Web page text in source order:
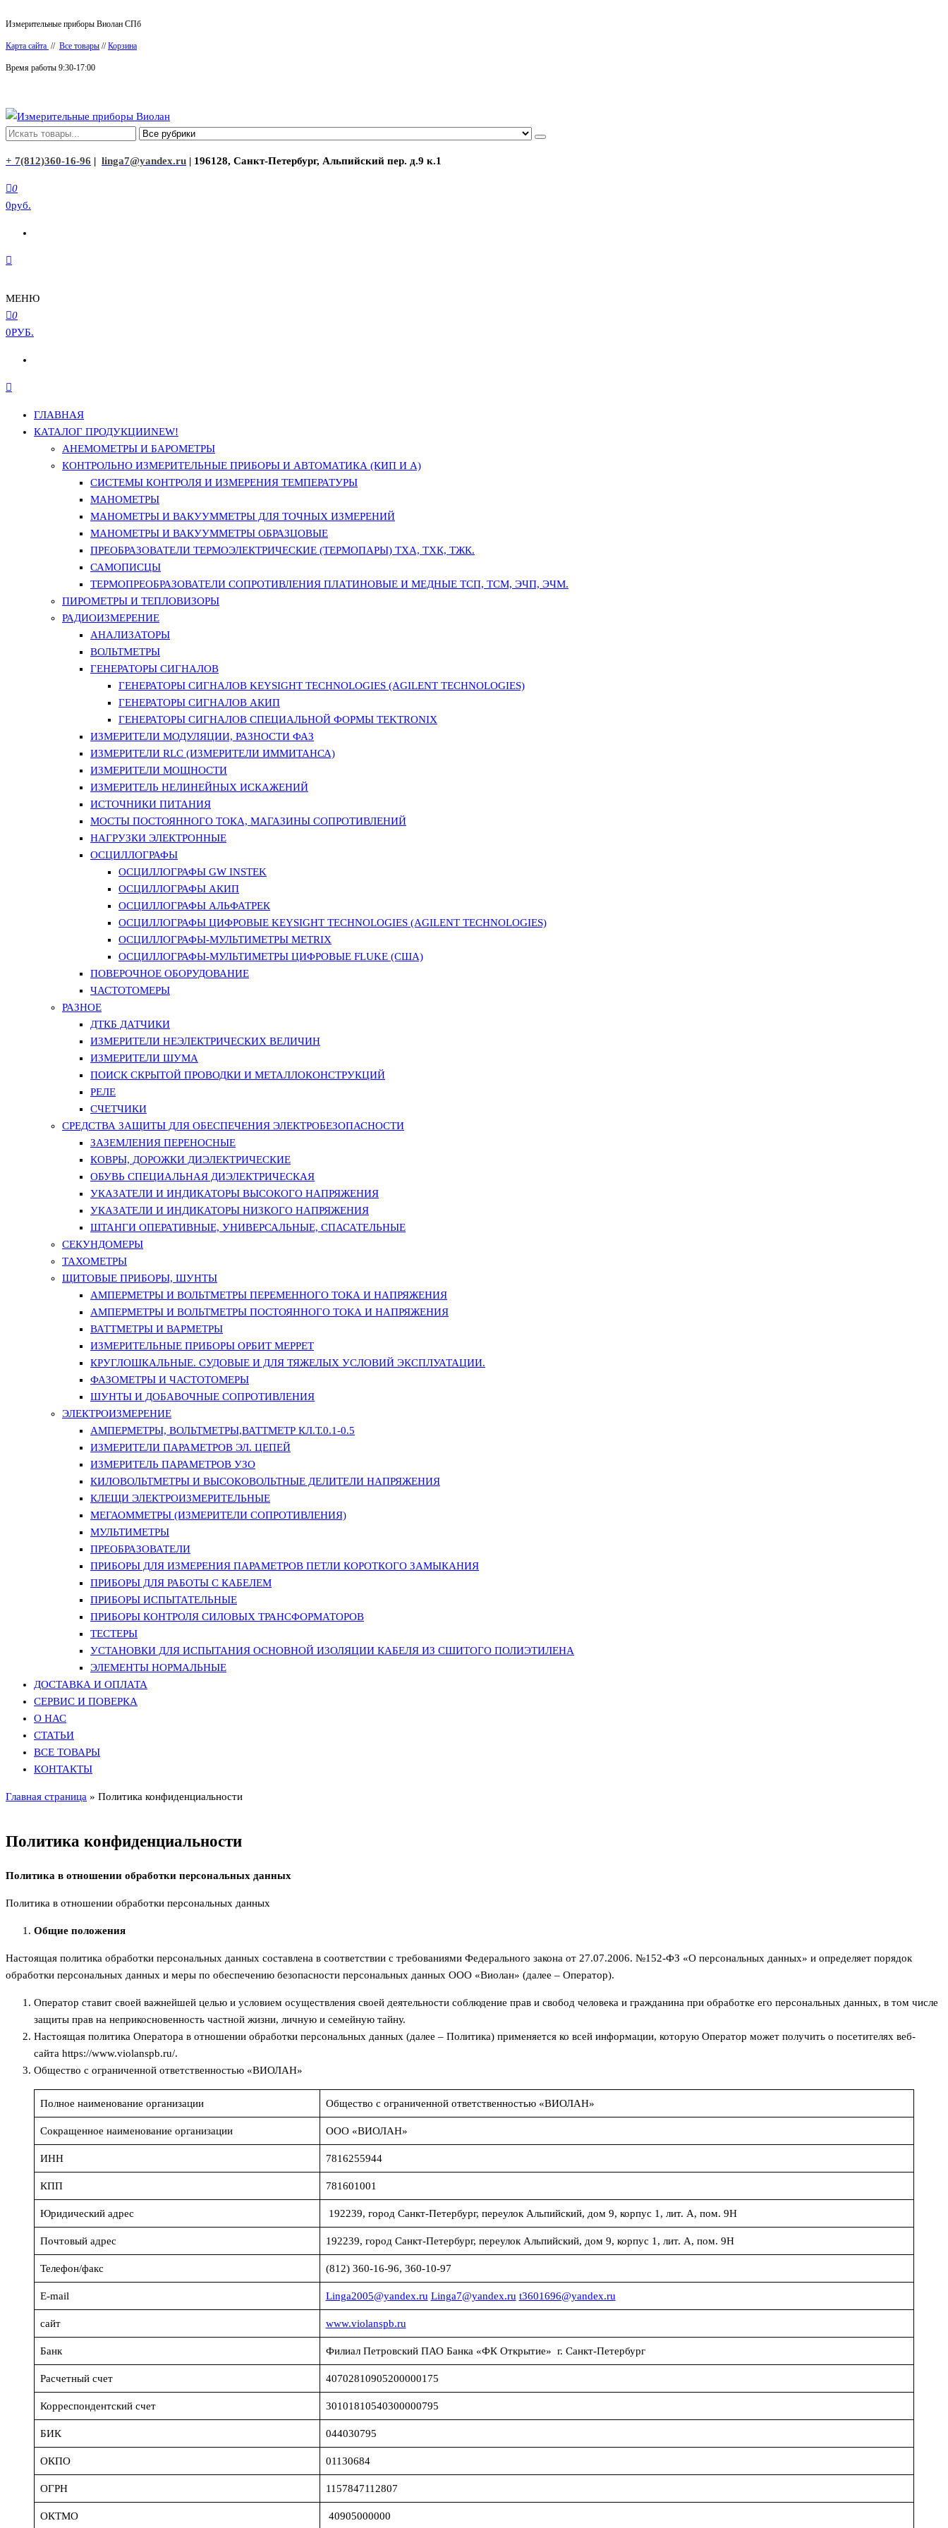
к
содержимому
Измерительные приборы Виолан СПб
Карта сайта // Все товары //Корзина
Время работы 9:30-17:00
Измерительные приборы Виолан
+ 7(812)360-16-96 | linga7@yandex.ru | 196128, Санкт-Петербург, Альпийский пер. д.9 к.1
0
0руб.
МЕНЮ
0
0РУБ.
ГЛАВНАЯ
КАТАЛОГ ПРОДУКЦИИNEW!
АНЕМОМЕТРЫ И БАРОМЕТРЫ
КОНТРОЛЬНО ИЗМЕРИТЕЛЬНЫЕ ПРИБОРЫ И АВТОМАТИКА (КИП И А)
СИСТЕМЫ КОНТРОЛЯ И ИЗМЕРЕНИЯ ТЕМПЕРАТУРЫ
МАНОМЕТРЫ
МАНОМЕТРЫ И ВАКУУММЕТРЫ ДЛЯ ТОЧНЫХ ИЗМЕРЕНИЙ
МАНОМЕТРЫ И ВАКУУММЕТРЫ ОБРАЗЦОВЫЕ
ПРЕОБРАЗОВАТЕЛИ ТЕРМОЭЛЕКТРИЧЕСКИЕ (ТЕРМОПАРЫ) ТХА, ТХК, ТЖК.
САМОПИСЦЫ
ТЕРМОПРЕОБРАЗОВАТЕЛИ СОПРОТИВЛЕНИЯ ПЛАТИНОВЫЕ И МЕДНЫЕ ТСП, ТСМ, ЭЧП, ЭЧМ.
ПИРОМЕТРЫ И ТЕПЛОВИЗОРЫ
РАДИОИЗМЕРЕНИЕ
АНАЛИЗАТОРЫ
ВОЛЬТМЕТРЫ
ГЕНЕРАТОРЫ СИГНАЛОВ
ГЕНЕРАТОРЫ СИГНАЛОВ KEYSIGHT TECHNOLOGIES (AGILENT TECHNOLOGIES)
ГЕНЕРАТОРЫ СИГНАЛОВ АКИП
ГЕНЕРАТОРЫ СИГНАЛОВ СПЕЦИАЛЬНОЙ ФОРМЫ TEKTRONIX
ИЗМЕРИТЕЛИ МОДУЛЯЦИИ, РАЗНОСТИ ФАЗ
ИЗМЕРИТЕЛИ RLC (ИЗМЕРИТЕЛИ ИММИТАНСА)
ИЗМЕРИТЕЛИ МОЩНОСТИ
ИЗМЕРИТЕЛЬ НЕЛИНЕЙНЫХ ИСКАЖЕНИЙ
ИСТОЧНИКИ ПИТАНИЯ
МОСТЫ ПОСТОЯННОГО ТОКА, МАГАЗИНЫ СОПРОТИВЛЕНИЙ
НАГРУЗКИ ЭЛЕКТРОННЫЕ
ОСЦИЛЛОГРАФЫ
ОСЦИЛЛОГРАФЫ GW INSTEK
ОСЦИЛЛОГРАФЫ АКИП
ОСЦИЛЛОГРАФЫ АЛЬФАТРЕК
ОСЦИЛЛОГРАФЫ ЦИФРОВЫЕ KEYSIGHT TECHNOLOGIES (AGILENT TECHNOLOGIES)
ОСЦИЛЛОГРАФЫ-МУЛЬТИМЕТРЫ METRIX
ОСЦИЛЛОГРАФЫ-МУЛЬТИМЕТРЫ ЦИФРОВЫЕ FLUKE (США)
ПОВЕРОЧНОЕ ОБОРУДОВАНИЕ
ЧАСТОТОМЕРЫ
РАЗНОЕ
ДТКБ ДАТЧИКИ
ИЗМЕРИТЕЛИ НЕЭЛЕКТРИЧЕСКИХ ВЕЛИЧИН
ИЗМЕРИТЕЛИ ШУМА
ПОИСК СКРЫТОЙ ПРОВОДКИ И МЕТАЛЛОКОНСТРУКЦИЙ
РЕЛЕ
СЧЕТЧИКИ
СРЕДСТВА ЗАЩИТЫ ДЛЯ ОБЕСПЕЧЕНИЯ ЭЛЕКТРОБЕЗОПАСНОСТИ
ЗАЗЕМЛЕНИЯ ПЕРЕНОСНЫЕ
КОВРЫ, ДОРОЖКИ ДИЭЛЕКТРИЧЕСКИЕ
ОБУВЬ СПЕЦИАЛЬНАЯ ДИЭЛЕКТРИЧЕСКАЯ
УКАЗАТЕЛИ И ИНДИКАТОРЫ ВЫСОКОГО НАПРЯЖЕНИЯ
УКАЗАТЕЛИ И ИНДИКАТОРЫ НИЗКОГО НАПРЯЖЕНИЯ
ШТАНГИ ОПЕРАТИВНЫЕ, УНИВЕРСАЛЬНЫЕ, СПАСАТЕЛЬНЫЕ
СЕКУНДОМЕРЫ
ТАХОМЕТРЫ
ЩИТОВЫЕ ПРИБОРЫ, ШУНТЫ
АМПЕРМЕТРЫ И ВОЛЬТМЕТРЫ ПЕРЕМЕННОГО ТОКА И НАПРЯЖЕНИЯ
АМПЕРМЕТРЫ И ВОЛЬТМЕТРЫ ПОСТОЯННОГО ТОКА И НАПРЯЖЕНИЯ
ВАТТМЕТРЫ И ВАРМЕТРЫ
ИЗМЕРИТЕЛЬНЫЕ ПРИБОРЫ ОРБИТ МЕРРЕТ
КРУГЛОШКАЛЬНЫЕ. СУДОВЫЕ И ДЛЯ ТЯЖЕЛЫХ УСЛОВИЙ ЭКСПЛУАТАЦИИ.
ФАЗОМЕТРЫ И ЧАСТОТОМЕРЫ
ШУНТЫ И ДОБАВОЧНЫЕ СОПРОТИВЛЕНИЯ
ЭЛЕКТРОИЗМЕРЕНИЕ
АМПЕРМЕТРЫ, ВОЛЬТМЕТРЫ,ВАТТМЕТР КЛ.Т.0.1-0.5
ИЗМЕРИТЕЛИ ПАРАМЕТРОВ ЭЛ. ЦЕПЕЙ
ИЗМЕРИТЕЛЬ ПАРАМЕТРОВ УЗО
КИЛОВОЛЬТМЕТРЫ И ВЫСОКОВОЛЬТНЫЕ ДЕЛИТЕЛИ НАПРЯЖЕНИЯ
КЛЕЩИ ЭЛЕКТРОИЗМЕРИТЕЛЬНЫЕ
МЕГАОММЕТРЫ (ИЗМЕРИТЕЛИ СОПРОТИВЛЕНИЯ)
МУЛЬТИМЕТРЫ
ПРЕОБРАЗОВАТЕЛИ
ПРИБОРЫ ДЛЯ ИЗМЕРЕНИЯ ПАРАМЕТРОВ ПЕТЛИ КОРОТКОГО ЗАМЫКАНИЯ
ПРИБОРЫ ДЛЯ РАБОТЫ С КАБЕЛЕМ
ПРИБОРЫ ИСПЫТАТЕЛЬНЫЕ
ПРИБОРЫ КОНТРОЛЯ СИЛОВЫХ ТРАНСФОРМАТОРОВ
ТЕСТЕРЫ
УСТАНОВКИ ДЛЯ ИСПЫТАНИЯ ОСНОВНОЙ ИЗОЛЯЦИИ КАБЕЛЯ ИЗ СШИТОГО ПОЛИЭТИЛЕНА
ЭЛЕМЕНТЫ НОРМАЛЬНЫЕ
ДОСТАВКА И ОПЛАТА
СЕРВИС И ПОВЕРКА
О НАС
СТАТЬИ
ВСЕ ТОВАРЫ
КОНТАКТЫ
Главная страница » Политика конфиденциальности
Политика конфиденциальности
Политика в отношении обработки персональных данных
Политика в отношении обработки персональных данных
Общие положения
Настоящая политика обработки персональных данных составлена в соответствии с требованиями Федерального закона от 27.07.2006. №152-ФЗ «О персональных данных» и определяет порядок
обработки персональных данных и меры по обеспечению безопасности персональных данных ООО «Виолан» (далее – Оператор).
Оператор ставит своей важнейшей целью и условием осуществления своей деятельности соблюдение прав и свобод человека и гражданина при обработке его персональных данных, в том числе
защиты прав на неприкосновенность частной жизни, личную и семейную тайну.
Настоящая политика Оператора в отношении обработки персональных данных (далее – Политика) применяется ко всей информации, которую Оператор может получить о посетителях веб-
сайта https://www.violanspb.ru/.
Общество с ограниченной ответственностью «ВИОЛАН»
Полное наименование организации Общество с ограниченной ответственностью «ВИОЛАН»
Сокращенное наименование организации ООО «ВИОЛАН»
ИНН 7816255944
КПП 781601001
Юридический адрес 192239, город Санкт-Петербург, переулок Альпийский, дом 9, корпус 1, лит. А, пом. 9Н
Почтовый адрес 192239, город Санкт-Петербург, переулок Альпийский, дом 9, корпус 1, лит. А, пом. 9Н
Телефон/факс (812) 360-16-96, 360-10-97
E-mail Linga2005@yandex.ru Linga7@yandex.ru t3601696@yandex.ru
сайт www.violanspb.ru
Банк Филиал Петровский ПАО Банка «ФК Открытие» г. Санкт-Петербург
Расчетный счет 40702810905200000175
Корреспондентский счет 30101810540300000795
БИК 044030795
ОКПО 01130684
ОГРН 1157847112807
ОКТМО 40905000000